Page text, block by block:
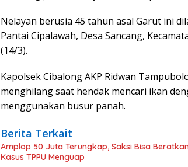
Nelayan berusia 45 tahun asal Garut ini
Pantai Cipalawah, Desa Sancang,
(14/3).
Kapolsek Cibalong AKP Ridwan
menghilang saat hendak mencari ikan
menggunakan busur panah.
Berita Terkait
Amplop 50 Juta Terungkap, Saksi Bisa
Kasus TPPU Menguap